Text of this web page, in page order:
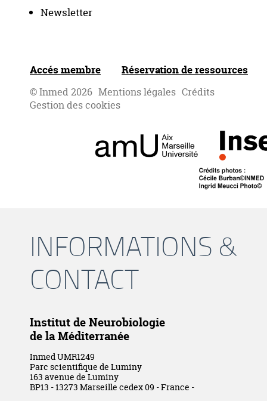
Newsletter
Accés membre Réservation de ressources
© Inmed 2026 Mentions légales Crédits
Gestion des cookies
INFORMATIONS &
CONTACT
Institut de Neurobiologie
de la Méditerranée
Inmed UMR1249
Parc scientifique de Luminy
163 avenue de Luminy
BP13 - 13273 Marseille cedex 09 - France -